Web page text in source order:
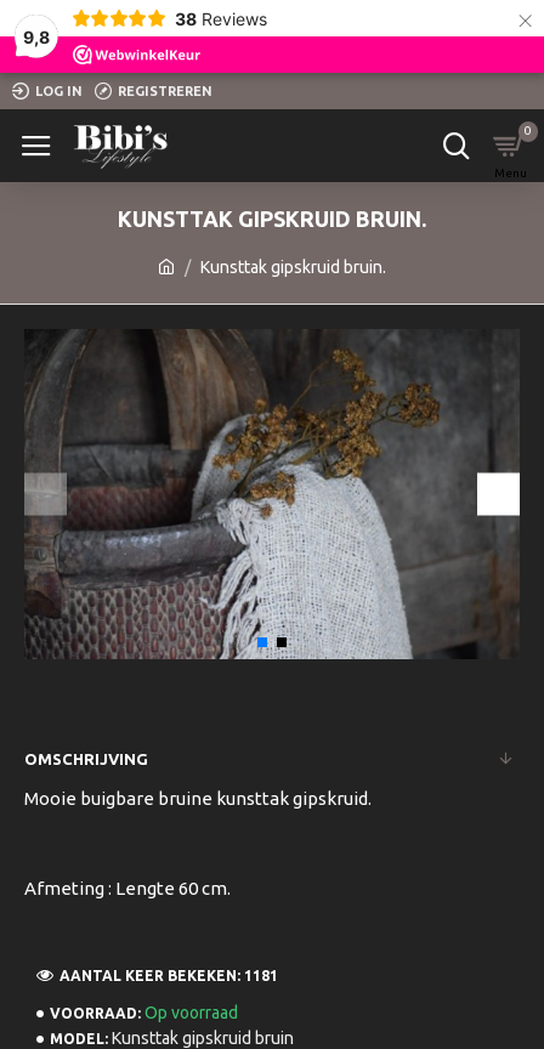
9,8
38 Reviews ×
LOG IN REGISTREREN
0
Kunsttak gipskruid bruin.
KUNSTTAK GIPSKRUID BRUIN.
OMSCHRIJVING
Mooie buigbare bruine kunsttak gipskruid.
Afmeting : Lengte 60 cm.
VOORRAAD: Op voorraad
MODEL: Kunsttak gipskruid bruin
AANTAL KEER BEKEKEN: 1181